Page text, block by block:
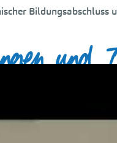
Bildungsabschluss
zu durchlaufen,